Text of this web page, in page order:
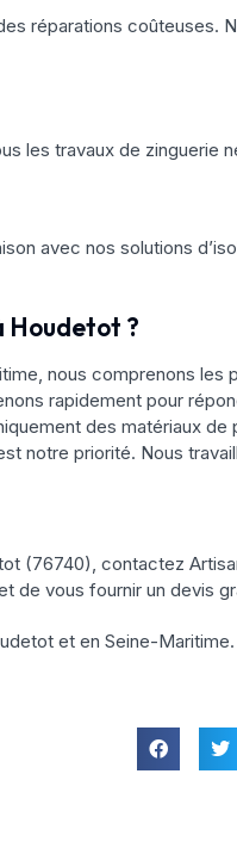
réparations coûteuses.
les travaux de
avec nos solutions
Houdetot ?
nous comprenons
rapidement pour
des matériaux
notre priorité. Nous
(76740), contactez
de vous fournir un devis
et en Seine-Maritime.